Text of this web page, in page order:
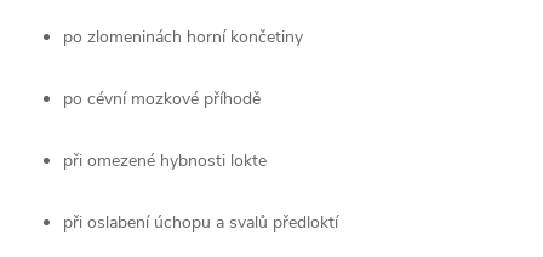
po zlomeninách horní končetiny
po cévní mozkové příhodě
při omezené hybnosti lokte
při oslabení úchopu a svalů předloktí